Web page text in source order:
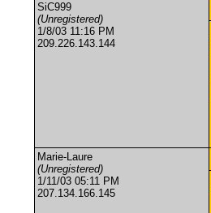
SiC999
(Unregistered)
1/8/03 11:16 PM
209.226.143.144
Marie-Laure
(Unregistered)
1/11/03 05:11 PM
207.134.166.145